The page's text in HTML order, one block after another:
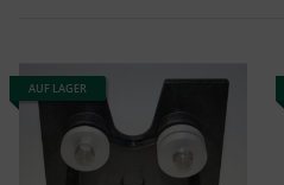
AUF LAGER